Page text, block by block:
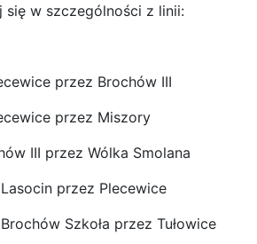
się w szczególności z linii:
przez Brochów III
przez Miszory
III przez Wólka Smolana
przez Plecewice
Szkoła przez Tułowice